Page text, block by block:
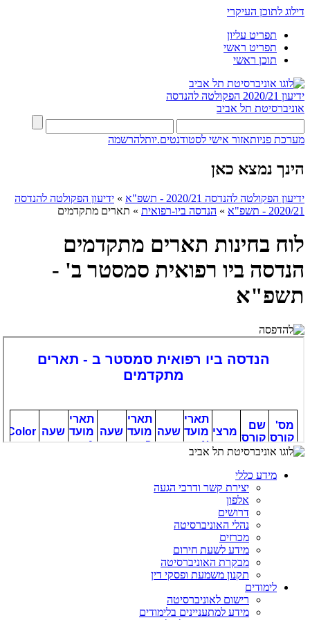
דילוג לתוכן העיקרי
תפריט עליון
תפריט ראשי
תוכן ראשי
ידיעון 2020/21
הפקולטה להנדסה
אוניברסיטת תל אביב
מערכת פניותאזור אישי לסטודנטים.יותלהרשמה
הינך נמצא כאן
ידיעון הפקולטה להנדסה 2020/21 - תשפ"א » ידיעון הפקולטה להנדסה
2020/21 - תשפ"א
» הנדסה ביו-רפואית » תארים מתקדמים
לוח בחינות תארים מתקדמים
הנדסה ביו רפואית סמסטר ב' -
תשפ"א
מידע כללי
יצירת קשר ודרכי הגעה
אלפון
דרושים
נהלי האוניברסיטה
מכרזים
מידע לשעת חירום
מבקרת האוניברסיטה
תקנון משמעת ופסקי דין
לימודים
רישום לאוניברסיטה
מידע למתעניינים בלימודים